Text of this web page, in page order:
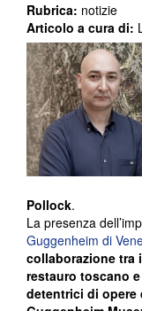
Rubrica: notizie
Articolo a cura di:
Pollock.
La presenza
Guggenheim di
collaborazione tra
restauro toscano
detentrici di opere